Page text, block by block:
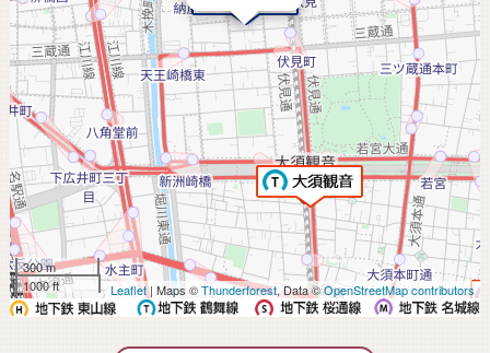
300 m
1000 ft
Leaflet| Maps ©Thunderforest, Data ©OpenStreetMap contributors